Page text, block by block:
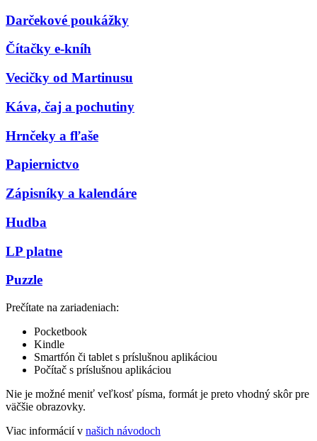
Darčekové poukážky
Čítačky e-kníh
Vecičky od Martinusu
Káva, čaj a pochutiny
Hrnčeky a fľaše
Papiernictvo
Zápisníky a kalendáre
Hudba
LP platne
Puzzle
Prečítate na zariadeniach:
Pocketbook
Kindle
Smartfón či tablet s príslušnou aplikáciou
Počítač s príslušnou aplikáciou
Nie je možné meniť veľkosť písma, formát je preto vhodný skôr pre
väčšie obrazovky.
Viac informácií v našich návodoch